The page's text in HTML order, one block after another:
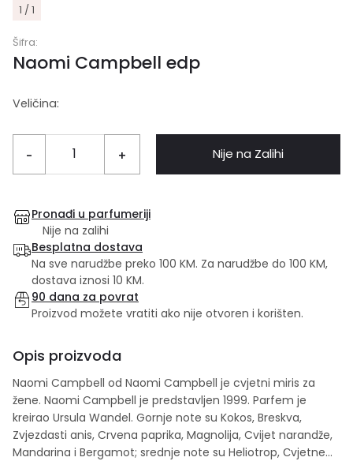
1 / 1
Šifra:
Naomi Campbell edp
Veličina:
- + Nije na Zalihi
Pronađi u parfumeriji
Nije na zalihi
Besplatna dostava
Na sve narudžbe preko 100 KM. Za narudžbe do 100 KM,
dostava iznosi 10 KM.
90 dana za povrat
Proizvod možete vratiti ako nije otvoren i korišten.
Opis proizvoda
Naomi Campbell od Naomi Campbell je cvjetni miris za
žene. Naomi Campbell je predstavljen 1999. Parfem je
kreirao Ursula Wandel. Gornje note su Kokos, Breskva,
Zvjezdasti anis, Crvena paprika, Magnolija, Cvijet narandže,
Mandarina i Bergamot; srednje note su Heliotrop, Сvjetne